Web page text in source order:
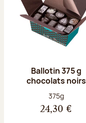
Ballotin 375 g
chocolats noirs
Poids net :
375g
24,30 €